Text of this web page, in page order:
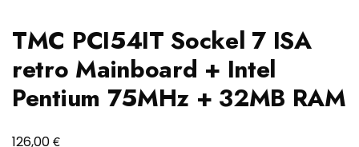
TMC PCI54IT Sockel 7 ISA
retro Mainboard + Intel
Pentium 75MHz + 32MB RAM
126,00€